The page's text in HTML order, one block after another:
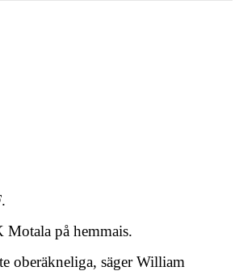
Motala på hemmais.
oberäkneliga, säger William